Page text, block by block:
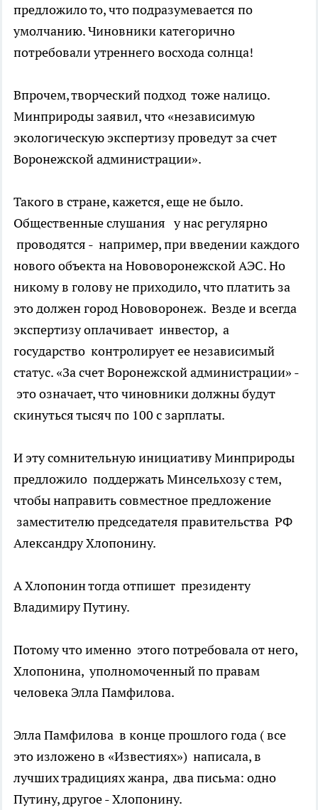
предложило то, что подразумевается по
умолчанию. Чиновники категорично
потребовали утреннего восхода солнца!
Впрочем, творческий подход тоже налицо.
Минприроды заявил, что «независимую
экологическую экспертизу проведут за счет
Воронежской администрации».
Такого в стране, кажется, еще не было.
Общественные слушания у нас регулярно
проводятся - например, при введении каждого
нового объекта на Нововоронежской АЭС. Но
никому в голову не приходило, что платить за
это должен город Нововоронеж. Везде и всегда
экспертизу оплачивает инвестор, а
государство контролирует ее независимый
статус. «За счет Воронежской администрации» -
это означает, что чиновники должны будут
скинуться тысяч по 100 с зарплаты.
И эту сомнительную инициативу Минприроды
предложило поддержать Минсельхозу с тем,
чтобы направить совместное предложение
заместителю председателя правительства РФ
Александру Хлопонину.
А Хлопонин тогда отпишет президенту
Владимиру Путину.
Потому что именно этого потребовала от него,
Хлопонина, уполномоченный по правам
человека Элла Памфилова.
Элла Памфилова в конце прошлого года ( все
это изложено в «Известиях») написала, в
лучших традициях жанра, два письма: одно
Путину, другое - Хлопонину.